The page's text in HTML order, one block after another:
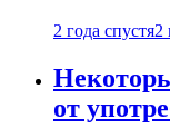
2 года спустя2
от